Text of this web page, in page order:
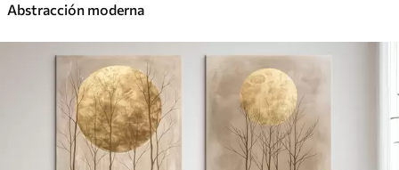
Abstracción moderna